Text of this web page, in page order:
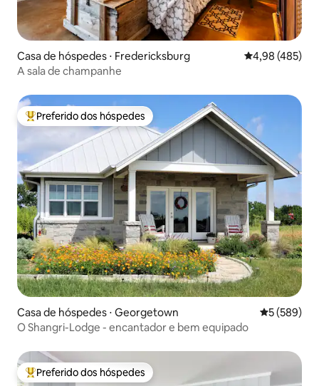
Casa de hóspedes ⋅ Fredericksburg 4,98 de uma
4,98 (485)
A sala de champanhe
Entre os melhores preferidos dos hóspedes
Preferido dos hóspedes
Casa de hóspedes ⋅ Georgetown 5 de uma
5 (589)
O Shangri-Lodge - encantador e bem equipado
Entre os melhores preferidos dos hóspedes
Preferido dos hóspedes